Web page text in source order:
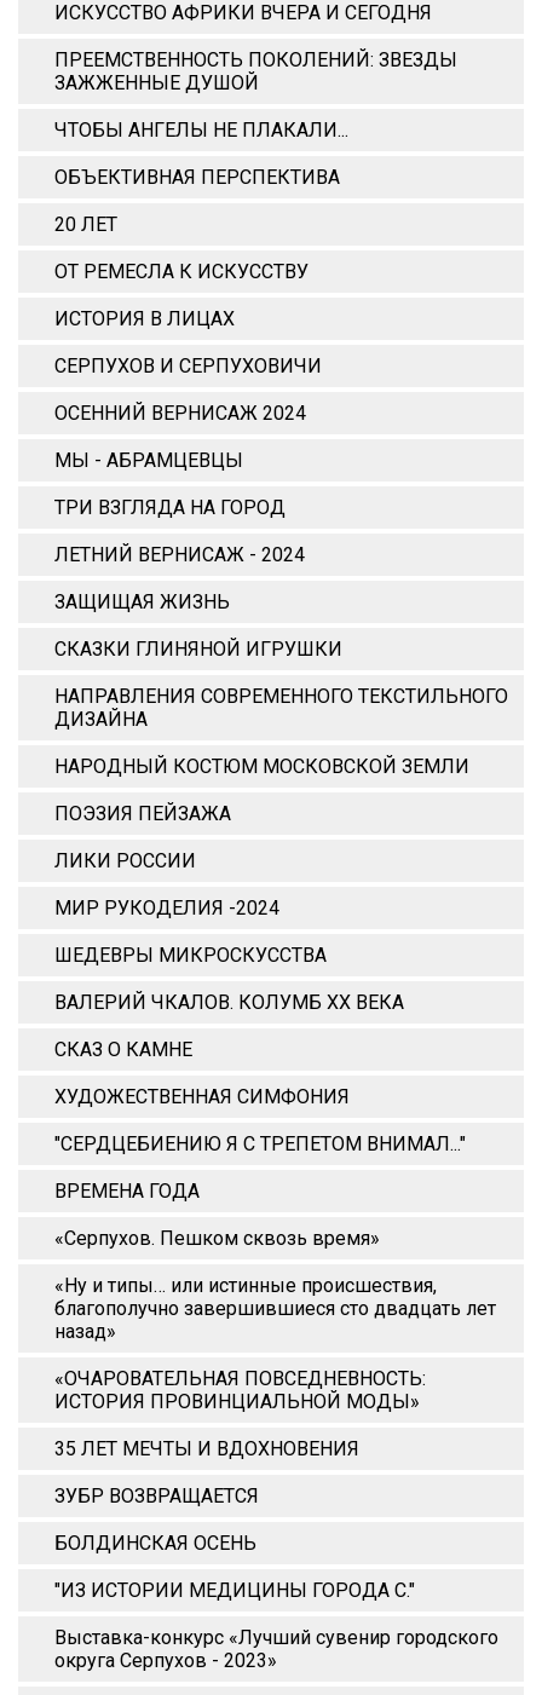
ИСКУССТВО АФРИКИ ВЧЕРА И СЕГОДНЯ
ПРЕЕМСТВЕННОСТЬ ПОКОЛЕНИЙ: ЗВЕЗДЫ
ЗАЖЖЕННЫЕ ДУШОЙ
ЧТОБЫ АНГЕЛЫ НЕ ПЛАКАЛИ...
ОБЪЕКТИВНАЯ ПЕРСПЕКТИВА
20 ЛЕТ
ОТ РЕМЕСЛА К ИСКУССТВУ
ИСТОРИЯ В ЛИЦАХ
СЕРПУХОВ И СЕРПУХОВИЧИ
ОСЕННИЙ ВЕРНИСАЖ 2024
МЫ - АБРАМЦЕВЦЫ
ТРИ ВЗГЛЯДА НА ГОРОД
ЛЕТНИЙ ВЕРНИСАЖ - 2024
ЗАЩИЩАЯ ЖИЗНЬ
СКАЗКИ ГЛИНЯНОЙ ИГРУШКИ
НАПРАВЛЕНИЯ СОВРЕМЕННОГО ТЕКСТИЛЬНОГО
ДИЗАЙНА
НАРОДНЫЙ КОСТЮМ МОСКОВСКОЙ ЗЕМЛИ
ПОЭЗИЯ ПЕЙЗАЖА
ЛИКИ РОССИИ
МИР РУКОДЕЛИЯ -2024
ШЕДЕВРЫ МИКРОСКУССТВА
ВАЛЕРИЙ ЧКАЛОВ. КОЛУМБ ХХ ВЕКА
СКАЗ О КАМНЕ
ХУДОЖЕСТВЕННАЯ СИМФОНИЯ
"СЕРДЦЕБИЕНИЮ Я С ТРЕПЕТОМ ВНИМАЛ..."
ВРЕМЕНА ГОДА
«Серпухов. Пешком сквозь время»
«Ну и типы… или истинные происшествия,
благополучно завершившиеся сто двадцать лет
назад»
«ОЧАРОВАТЕЛЬНАЯ ПОВСЕДНЕВНОСТЬ:
ИСТОРИЯ ПРОВИНЦИАЛЬНОЙ МОДЫ»
35 ЛЕТ МЕЧТЫ И ВДОХНОВЕНИЯ
ЗУБР ВОЗВРАЩАЕТСЯ
БОЛДИНСКАЯ ОСЕНЬ
"ИЗ ИСТОРИИ МЕДИЦИНЫ ГОРОДА С."
Выставка-конкурс «Лучший сувенир городского
округа Серпухов - 2023»